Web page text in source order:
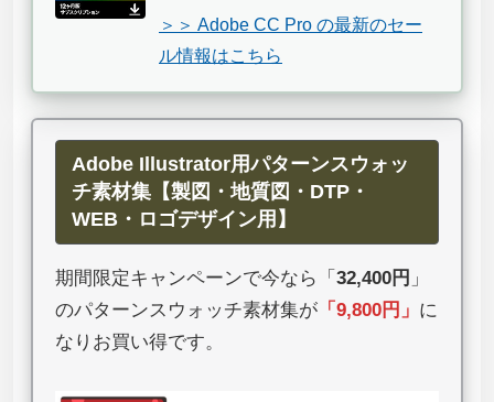
＞＞ Adobe CC Pro の最新のセー
ル情報はこちら
Adobe Illustrator用パターンスウォッ
チ素材集【製図・地質図・DTP・
WEB・ロゴデザイン用】
期間限定キャンペーンで今なら「 32,400円 」
のパターンスウォッチ素材集が 「 9,800円 」 に
なりお買い得です。